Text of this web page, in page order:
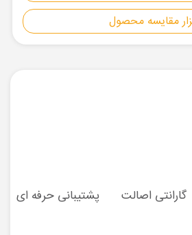
مقایسه محصول
گارانتی اصالت پشتیبانی حرفه ای